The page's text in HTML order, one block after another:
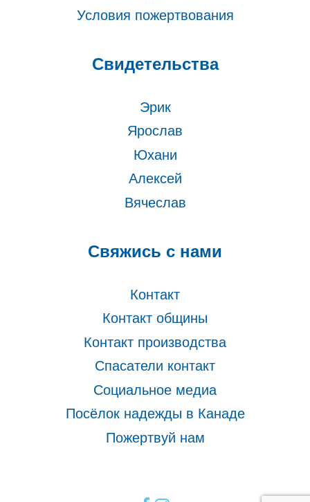
Условия пожертвования
Свидетельства
Эрик
Ярослав
Юхани
Алексей
Вячеслав
Свяжись с нами
Контакт
Контакт общины
Контакт производства
Спасатели контакт
Социальное медиа
Посёлок надежды в Канаде
Пожертвуй нам